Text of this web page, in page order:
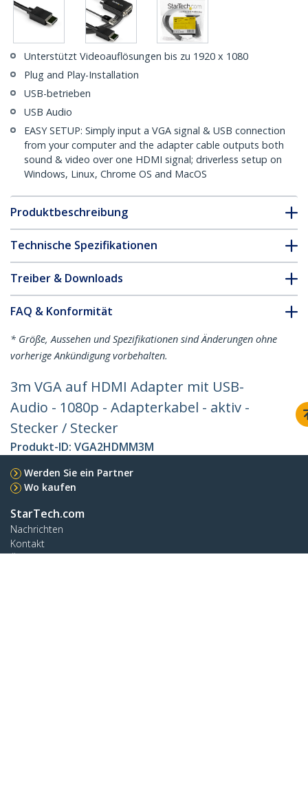
Unterstützt Videoauflösungen bis zu 1920 x 1080
Plug and Play-Installation
USB-betrieben
USB Audio
EASY SETUP: Simply input a VGA signal & USB connection
from your computer and the adapter cable outputs both
sound & video over one HDMI signal; driverless setup on
Windows, Linux, Chrome OS and MacOS
Produktbeschreibung
Technische Spezifikationen
Treiber & Downloads
FAQ & Konformität
* Größe, Aussehen und Spezifikationen sind Änderungen ohne
vorherige Ankündigung vorbehalten.
3m VGA auf HDMI Adapter mit USB-
Audio - 1080p - Adapterkabel - aktiv -
Stecker / Stecker
Produkt-ID: VGA2HDMM3M
Werden Sie ein Partner
Wo kaufen
StarTech.com
Nachrichten
Kontakt
Über uns